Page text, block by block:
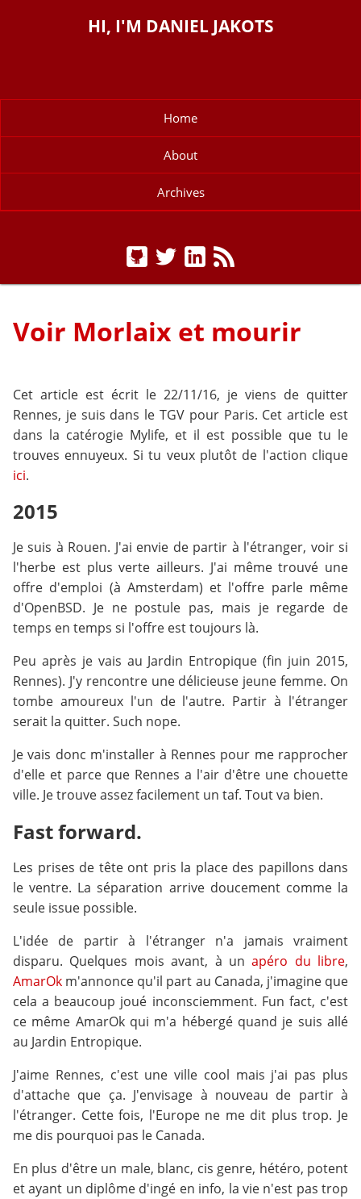
HI, I'M DANIEL JAKOTS
Home
About
Archives
Voir Morlaix et mourir
Cet article est écrit le 22/11/16, je viens de quitter
Rennes, je suis dans le TGV pour Paris. Cet article est
dans la catérogie Mylife, et il est possible que tu le
trouves ennuyeux. Si tu veux plutôt de l'action clique
ici.
2015
Je suis à Rouen. J'ai envie de partir à l'étranger, voir si
l'herbe est plus verte ailleurs. J'ai même trouvé une
offre d'emploi (à Amsterdam) et l'offre parle même
d'OpenBSD. Je ne postule pas, mais je regarde de
temps en temps si l'offre est toujours là.
Peu après je vais au Jardin Entropique (fin juin 2015,
Rennes). J'y rencontre une délicieuse jeune femme. On
tombe amoureux l'un de l'autre. Partir à l'étranger
serait la quitter. Such nope.
Je vais donc m'installer à Rennes pour me rapprocher
d'elle et parce que Rennes a l'air d'être une chouette
ville. Je trouve assez facilement un taf. Tout va bien.
Fast forward.
Les prises de tête ont pris la place des papillons dans
le ventre. La séparation arrive doucement comme la
seule issue possible.
L'idée de partir à l'étranger n'a jamais vraiment
disparu. Quelques mois avant, à unapéro du libre,
AmarOk m'annonce qu'il part au Canada, j'imagine que
cela a beaucoup joué inconsciemment. Fun fact, c'est
ce même AmarOk qui m'a hébergé quand je suis allé
au Jardin Entropique.
J'aime Rennes, c'est une ville cool mais j'ai pas plus
d'attache que ça. J'envisage à nouveau de partir à
l'étranger. Cette fois, l'Europe ne me dit plus trop. Je
me dis pourquoi pas le Canada.
En plus d'être un male, blanc, cis genre, hétéro, potent
et ayant un diplôme d'ingé en info, la vie n'est pas trop